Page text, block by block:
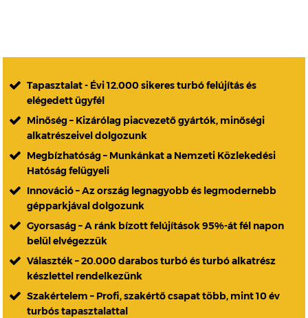
Tapasztalat - Évi 12.000 sikeres turbó felújítás és
elégedett ügyfél
Minőség – Kizárólag piacvezető gyártók, minőségi
alkatrészeivel dolgozunk
Megbízhatóság – Munkánkat a Nemzeti Közlekedési
Hatóság felügyeli
Innováció – Az ország legnagyobb és legmodernebb
gépparkjával dolgozunk
Gyorsaság – A ránk bízott felújítások 95%-át fél napon
belül elvégezzük
Választék – 20.000 darabos turbó és turbó alkatrész
készlettel rendelkezünk
Szakértelem – Profi, szakértő csapat több, mint 10 év
turbós tapasztalattal